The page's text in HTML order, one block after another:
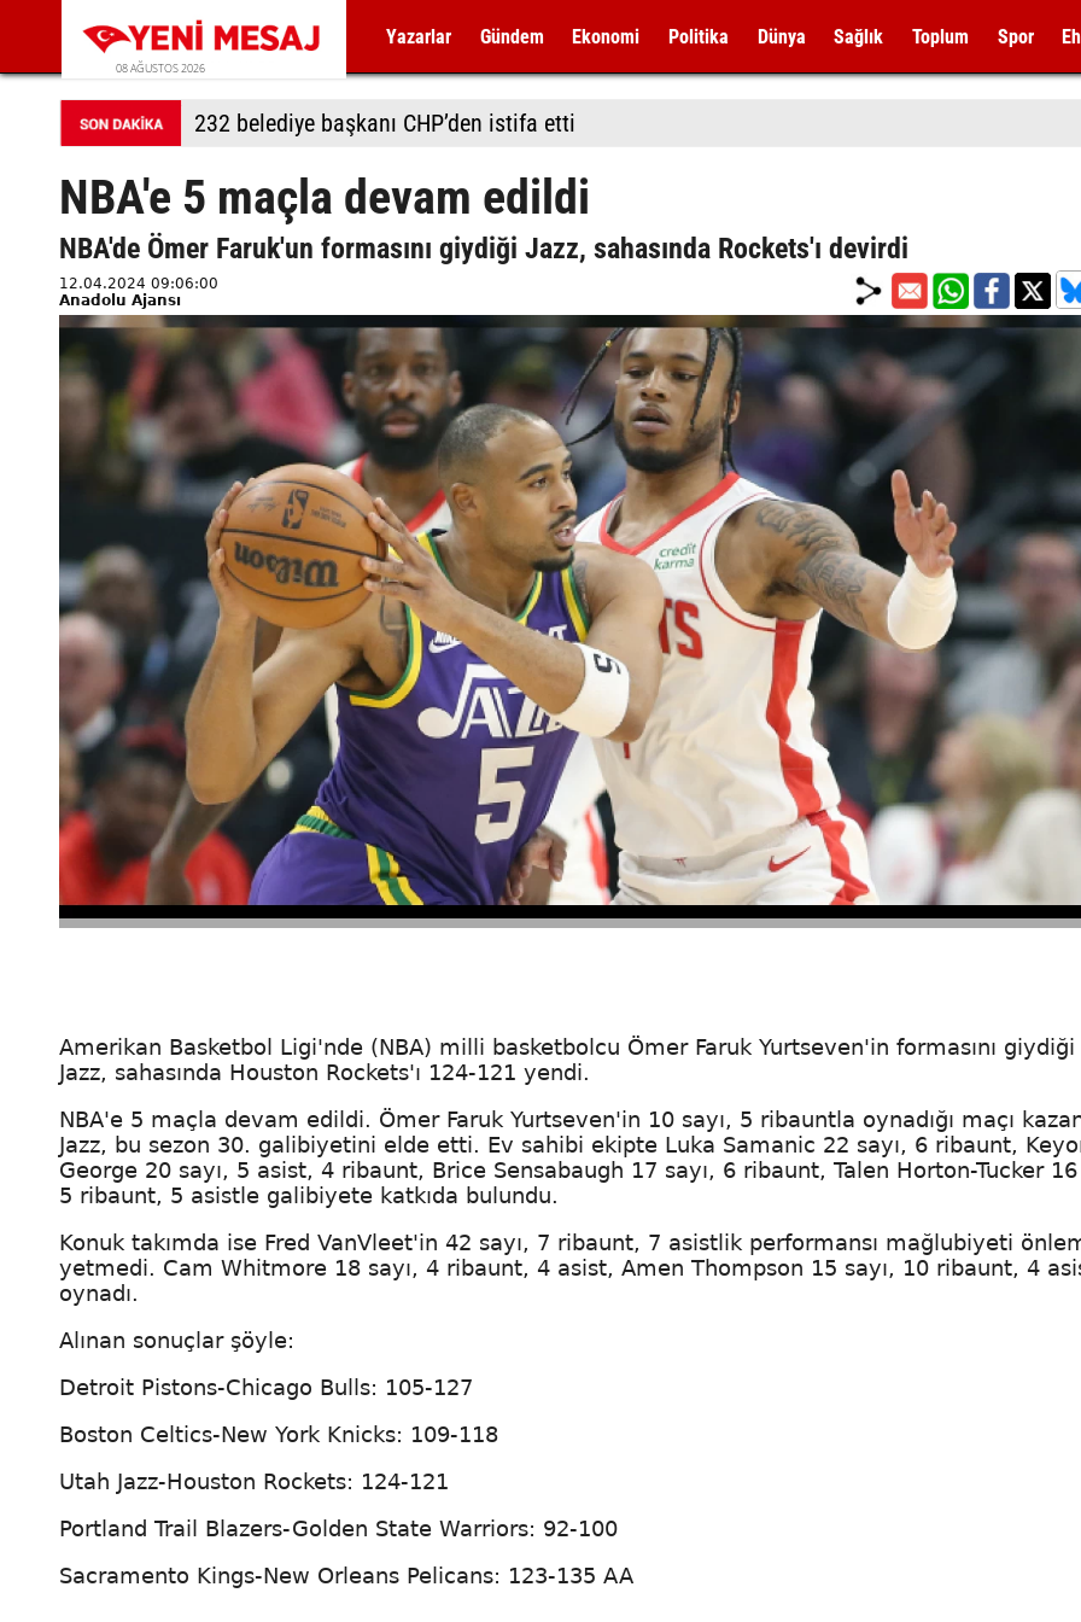
08 AĞUSTOS 2026
Yazarlar Gündem Ekonomi Politika Dünya Sağlık Toplum Spor
232 belediye başkanı CHP’den istifa etti
NBA'e 5 maçla devam edildi
NBA'de Ömer Faruk'un formasını giydiği Jazz, sahasında Rockets'ı devirdi
12.04.2024 09:06:00
Anadolu Ajansı
Amerikan Basketbol Ligi'nde (NBA) milli basketbolcu Ömer Faruk Yurtseven'in formasını
Jazz, sahasında Houston Rockets'ı 124-121 yendi.
NBA'e 5 maçla devam edildi. Ömer Faruk Yurtseven'in 10 sayı, 5 ribauntla oynadığı maçı
Jazz, bu sezon 30. galibiyetini elde etti. Ev sahibi ekipte Luka Samanic 22 sayı, 6 ribaunt,
George 20 sayı, 5 asist, 4 ribaunt, Brice Sensabaugh 17 sayı, 6 ribaunt, Talen Horton-Tucker 16
5 ribaunt, 5 asistle galibiyete katkıda bulundu.
Konuk takımda ise Fred VanVleet'in 42 sayı, 7 ribaunt, 7 asistlik performansı mağlubiyeti
yetmedi. Cam Whitmore 18 sayı, 4 ribaunt, 4 asist, Amen Thompson 15 sayı, 10 ribaunt, 4
oynadı.
Alınan sonuçlar şöyle:
Detroit Pistons-Chicago Bulls: 105-127
Boston Celtics-New York Knicks: 109-118
Utah Jazz-Houston Rockets: 124-121
Portland Trail Blazers-Golden State Warriors: 92-100
Sacramento Kings-New Orleans Pelicans: 123-135 AA